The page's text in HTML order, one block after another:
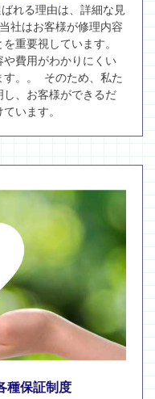
れる理由は、詳細な見
社はお客様が修理内容
重要視しています。
費用がわかりにくい
す。。 そのため、私た
、お客様ができるだ
います。
種保証制度